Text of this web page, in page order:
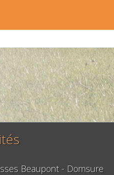
Beaupont - Domsure